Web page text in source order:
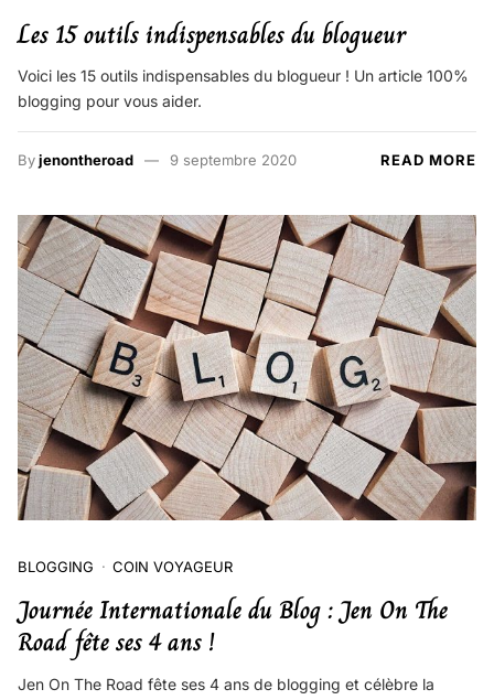
Les 15 outils indispensables du blogueur
Voici les 15 outils indispensables du blogueur ! Un article 100%
blogging pour vous aider.
Byjenontheroad 9 septembre 2020 READ MORE
BLOGGING COIN VOYAGEUR
Journée Internationale du Blog : Jen On The
Road fête ses 4 ans !
Jen On The Road fête ses 4 ans de blogging et célèbre la